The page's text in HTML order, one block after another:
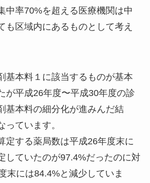
中率70%を超える医療機関は中
も区域内にあるものとして考え
基本料１に該当するものが基本
が平成26年度〜平成30年度の診
基本料の細分化が進みんだ結
っています。
定する薬局数は平成26年度末に
していたのが97.4%だったのに対
末には84.4%と減少していま